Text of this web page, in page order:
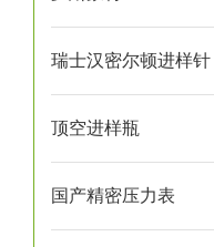
瑞士汉密尔顿进样针
顶空进样瓶
国产精密压力表